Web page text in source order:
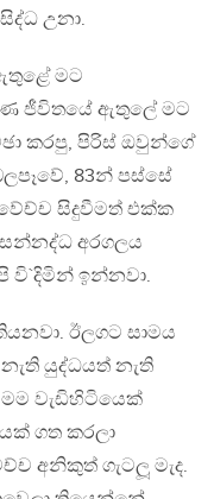
උනා.
මට
ජීවිතයේ ඇතුලේ මට
කරපු, පිරිස් ඔවුන්ගේ
83න් පස්සේ
සිදුවීමත් එක්ක
සන්නද්ධ අරගලය
වි`දිමින් ඉන්නවා.
ඊලගට සාමය
යුද්ධයත් නැති
මම වැඩිහිටියෙක්
ගත කරලා
අනිකුත් ගැටලූ මැද.